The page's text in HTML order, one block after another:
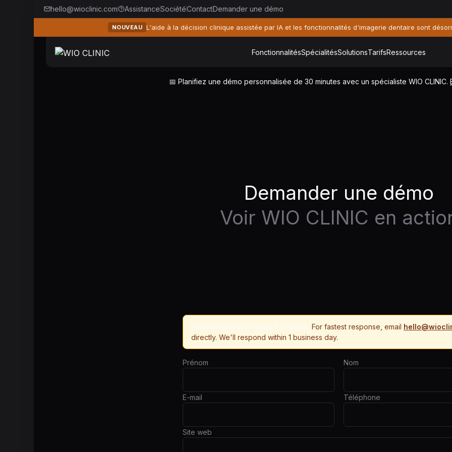
hello@wioclinic.com AssistanceSociétéContactDemander une démo
NOUVEAU L'aide à la décision clinique assistée par IA et les fonctionnalités d'imagerie dentaire sont
FonctionnalitésSpécialitésSolutionsTarifsRessources
📅 Planifiez une démo personnalisée de 30 minutes avec un spécialiste WIO CLINIC.
Demander une démo
Voir WIO CLINIC en
Form temporarily routed to email. For fastest response, email
directly. We'll respond within 1 business day.
Prénom Nom
E-mail Téléphone
Site web